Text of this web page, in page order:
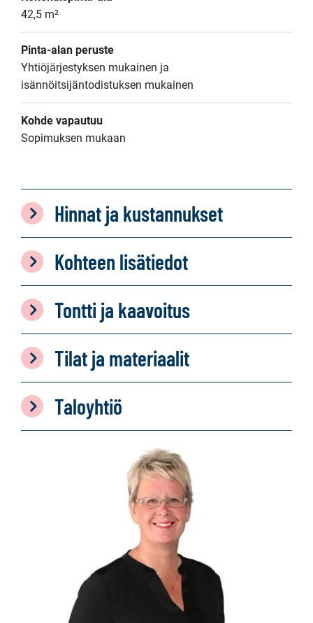
42,5 m²
Pinta-alan peruste
Yhtiöjärjestyksen mukainen ja
isännöitsijäntodistuksen mukainen
Kohde vapautuu
Sopimuksen mukaan
Hinnat ja kustannukset
Kohteen lisätiedot
Tontti ja kaavoitus
Tilat ja materiaalit
Taloyhtiö